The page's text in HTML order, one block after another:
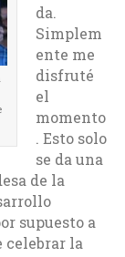
da.
Simplem
ente me
disfruté
el
momento
. Esto solo
se da una
de la
supuesto a
celebrar la